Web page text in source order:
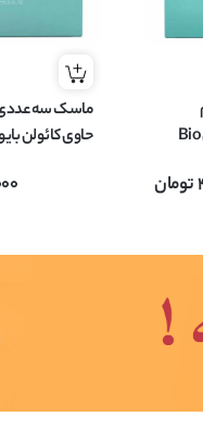
بخش صورت بایومارین Bio
تومان
ماسک سه